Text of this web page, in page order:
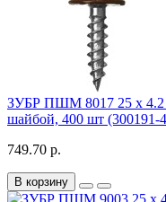
ЗУБР ПШМ 8017 25 х 4.2
шайбой, 400 шт (300191-
749.70 р.
В корзину